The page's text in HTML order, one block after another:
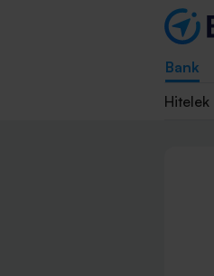
Bank
Hitelek